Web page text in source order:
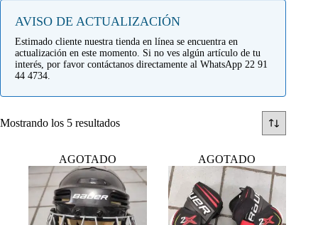
AVISO DE ACTUALIZACIÓN
Estimado cliente nuestra tienda en línea se encuentra en
actualización en este momento. Si no ves algún artículo de tu
interés, por favor contáctanos directamente al WhatsApp 22 91
44 4734.
Mostrando los 5 resultados
AGOTADO AGOTADO